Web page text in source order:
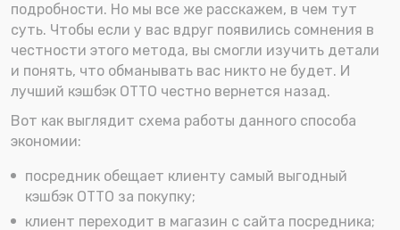
подробности. Но мы все же расскажем, в чем тут
суть. Чтобы если у вас вдруг появились сомнения в
честности этого метода, вы смогли изучить детали
и понять, что обманывать вас никто не будет. И
лучший кэшбэк OTTO честно вернется назад.
Вот как выглядит схема работы данного способа
экономии:
посредник обещает клиенту самый выгодный
кэшбэк OTTO за покупку;
клиент переходит в магазин с сайта посредника;